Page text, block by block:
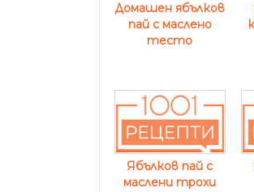
Домашен ябълков
пай с маслено
тесто
Ябълков пай с
маслени трохи